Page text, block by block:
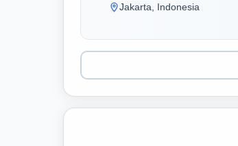
Jakarta, Indonesia